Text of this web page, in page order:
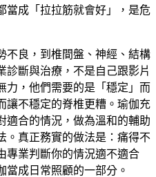
當成「拉拉筋就會好」，是危
不良，到椎間盤、神經、結構
診斷與治療，不是自己跟影片
力，他們需要的是「穩定」而
讓不穩定的脊椎更糟。瑜伽充
適合的情況，做為溫和的輔助
。真正務實的做法是：痛得不
專業判斷你的情況適不適合
當成日常照顧的一部分。